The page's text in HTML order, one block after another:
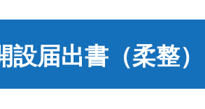
設届出書（柔整）